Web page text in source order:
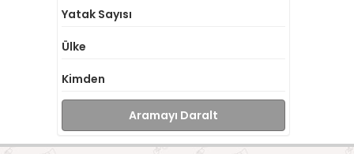
Yatak Sayısı
Ülke
Kimden
Aramayı Daralt